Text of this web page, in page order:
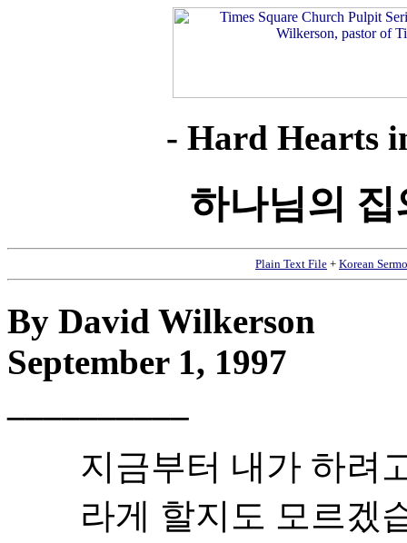
- Hard Hearts
하나님의
Plain Text File + Korean
By David Wilkerson
September 1, 1997
지금부터 내가 하려
라게 할지도 모르겠